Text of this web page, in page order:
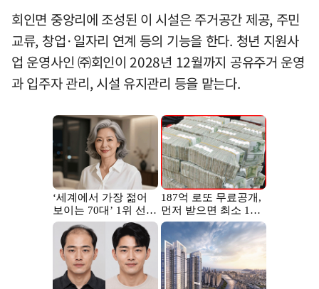
회인면 중앙리에 조성된 이 시설은 주거공간 제공, 주민
교류, 창업·일자리 연계 등의 기능을 한다. 청년 지원사
업 운영사인 ㈜회인이 2028년 12월까지 공유주거 운영
과 입주자 관리, 시설 유지관리 등을 맡는다.